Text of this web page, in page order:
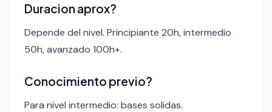
Duracion aprox?
Depende del nivel. Principiante 20h, intermedio
50h, avanzado 100h+.
Conocimiento previo?
Para nivel intermedio: bases solidas.